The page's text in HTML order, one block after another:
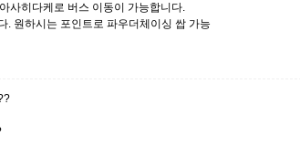
사히다케로 버스 이동이 가능합니다.
. 원하시는 포인트로 파우더체이싱 쌉 가능